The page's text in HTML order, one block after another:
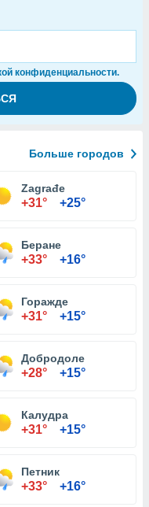
конфиденциальности.
Больше городов
Zagrađe
+31° +25°
Беране
+33° +16°
Горажде
+31° +15°
Добродоле
+28° +15°
Калудра
+31° +15°
Петник
+33° +16°